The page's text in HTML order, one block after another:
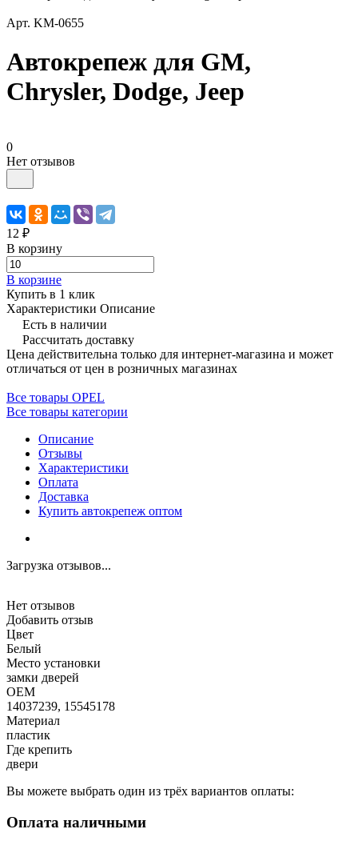
Арт. KM-0655
Автокрепеж для GM,
Chrysler, Dodge, Jeep
0
Нет отзывов
12 ₽
В корзину
В корзине
Купить в 1 клик
Характеристики Описание
Есть в наличии
Рассчитать доставку
Цена действительна только для интернет-магазина и может
отличаться от цен в розничных магазинах
Все товары OPEL
Все товары категории
Описание
Отзывы
Характеристики
Оплата
Доставка
Купить автокрепеж оптом
Загрузка отзывов...
Нет отзывов
Добавить отзыв
Цвет
Белый
Место установки
замки дверей
OEM
14037239, 15545178
Материал
пластик
Где крепить
двери
Вы можете выбрать один из трёх вариантов оплаты:
Оплата наличными